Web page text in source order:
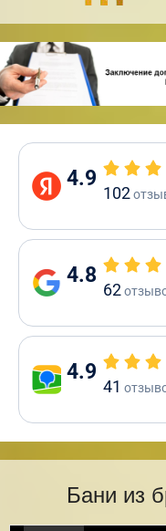
4.9
102
4.8
62
4.9
41
Бани из